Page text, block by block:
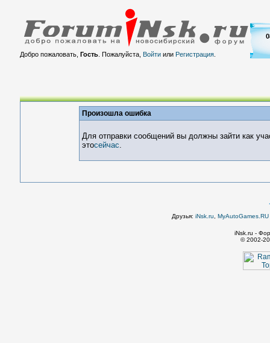
Добро пожаловать, Гость. Пожалуйста, Войтиили Регистрация.
Произошла ошибка
Для отправки сообщений вы должны зайти как
этосейчас.
Друзья: iNsk.ru
iNsk.ru -
© 2002-